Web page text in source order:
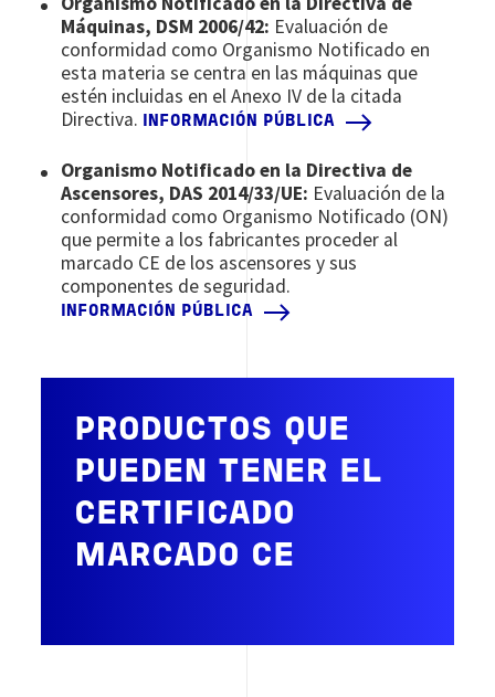
Máquinas, DSM 2006/42: Evaluación de
conformidad como Organismo Notificado en
esta materia se centra en las máquinas que
estén incluidas en el Anexo IV de la citada
Directiva.
INFORMACIÓN PÚBLICA
Organismo Notificado en la Directiva de
Ascensores, DAS 2014/33/UE: Evaluación de la
conformidad como Organismo Notificado (ON)
que permite a los fabricantes proceder al
marcado CE de los ascensores y sus
componentes de seguridad.
INFORMACIÓN PÚBLICA
PRODUCTOS QUE
PUEDEN TENER EL
CERTIFICADO
MARCADO CE